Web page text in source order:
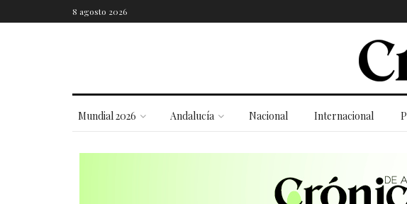
8 agosto 2026
Mundial 2026 Andalucía Nacional Internacional